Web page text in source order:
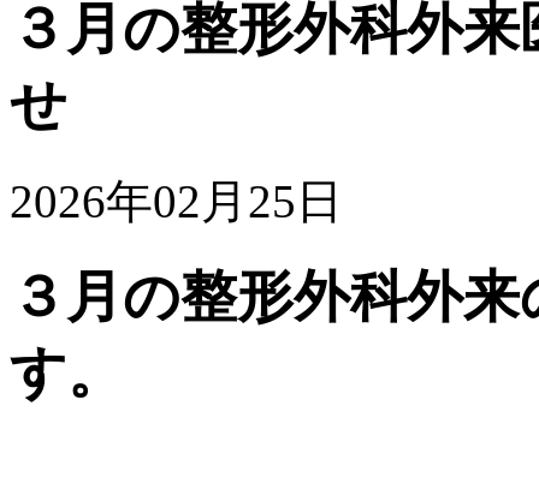
３月の整形外科外
せ
2026年02月25日
３月の整形外科外
す。